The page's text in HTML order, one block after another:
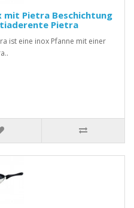
mit Pietra Beschichtung
Pietra
ist eine inox Pfanne mit einer